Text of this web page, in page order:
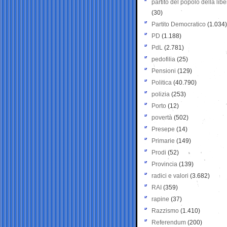
partito del popolo della
(30)
Partito Democratico (1.034)
PD (1.188)
PdL (2.781)
pedofilia (25)
Pensioni (129)
Politica (40.790)
polizia (253)
Porto (12)
povertà (502)
Presepe (14)
Primarie (149)
Prodi (52)
Provincia (139)
radici e valori (3.682)
RAI (359)
rapine (37)
Razzismo (1.410)
Referendum (200)